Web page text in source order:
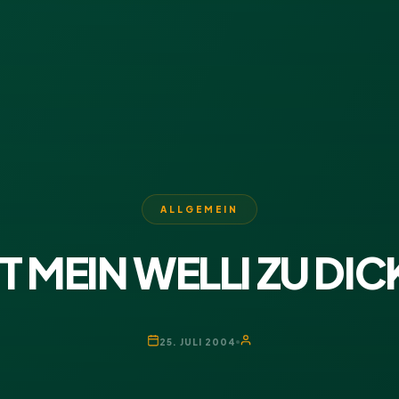
ALLGEMEIN
MEIN WELLI ZU
25. JULI 2004